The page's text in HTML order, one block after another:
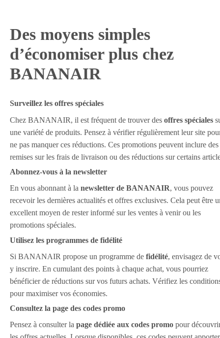
Des moyens simples
d’économiser plus chez
BANANAIR
Surveillez les offres spéciales
Chez BANANAIR, il est fréquent de trouver des offres spéciales
une variété de produits. Pensez à vérifier régulièrement leur site
ne pas manquer ces réductions. Ces promotions peuvent inclure des
remises sur les frais de livraison ou des réductions sur certains
Abonnez-vous à la newsletter
En vous abonnant à la newsletter de BANANAIR, vous pouvez
recevoir les dernières actualités et offres exclusives. Cela peut être
excellent moyen de rester informé sur les ventes à venir ou les
promotions spéciales.
Utilisez les programmes de fidélité
Si BANANAIR propose un programme de fidélité, envisagez de
y inscrire. En cumulant des points à chaque achat, vous pourriez
bénéficier de réductions sur vos futurs achats. Vérifiez les
pour maximiser vos économies.
Consultez la page des codes promo
Pensez à consulter la page dédiée aux codes promo pour